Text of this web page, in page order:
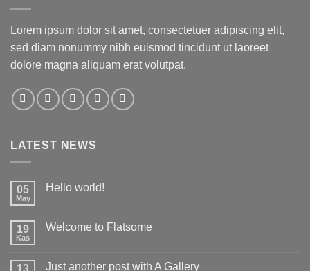
Lorem ipsum dolor sit amet, consectetuer adipiscing elit,
sed diam nonummy nibh euismod tincidunt ut laoreet
dolore magna aliquam erat volutpat.
LATEST NEWS
05
May
Hello world!
world!
19
Kas
Welcome to Flatsome
to
Just another post with A Gallery